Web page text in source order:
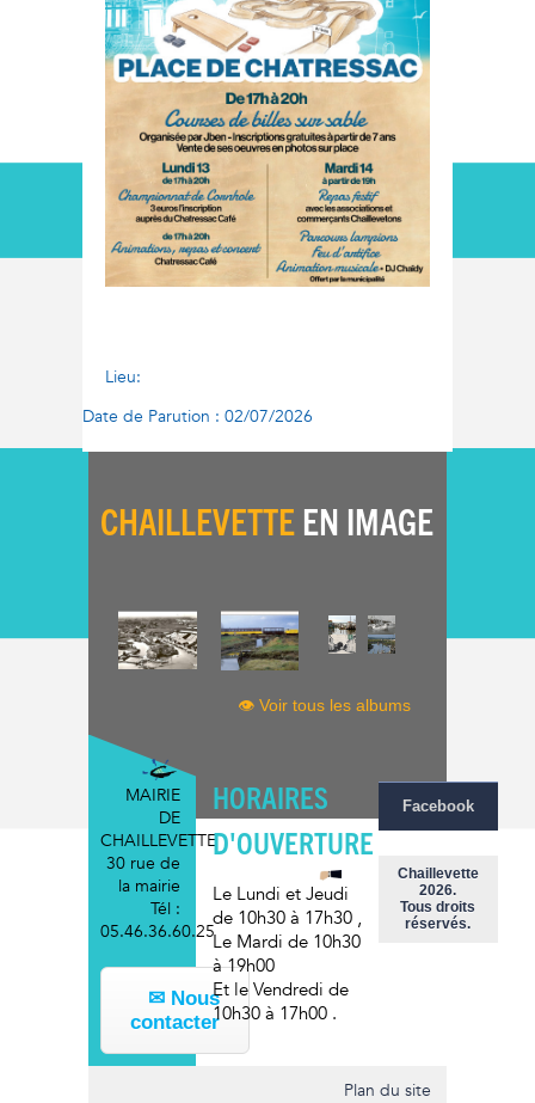
Lieu:
Date de Parution : 02/07/2026
CHAILLEVETTE EN IMAGE
👁 Voir tous les albums
MAIRIE
DE
CHAILLEVETTE
30 rue de
la mairie
Tél :
05.46.36.60.25
✉ Nous
contacter
HORAIRES
D'OUVERTURE
Le Lundi et Jeudi
de 10h30 à 17h30 ,
Le Mardi de 10h30
à 19h00
Et le Vendredi de
10h30 à 17h00 .
Facebook
Chaillevette
2026.
Tous droits
réservés.
Plan du site